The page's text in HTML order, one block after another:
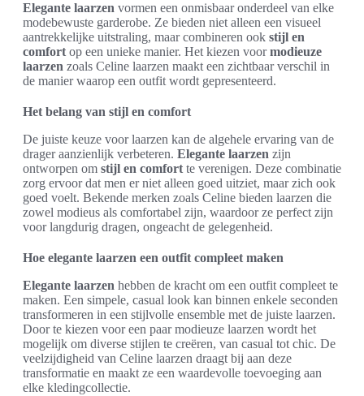
Elegante laarzen vormen een onmisbaar onderdeel van elke
modebewuste garderobe. Ze bieden niet alleen een visueel
aantrekkelijke uitstraling, maar combineren ook stijl en
comfort op een unieke manier. Het kiezen voormodieuze
laarzen zoals Celine laarzen maakt een zichtbaar verschil in
de manier waarop een outfit wordt gepresenteerd.
Het belang van stijl en comfort
De juiste keuze voor laarzen kan de algehele ervaring van de
drager aanzienlijk verbeteren. Elegante laarzen zijn
ontworpen om stijl en comfort te verenigen. Deze combinatie
zorg ervoor dat men er niet alleen goed uitziet, maar zich ook
goed voelt. Bekende merken zoals Celine bieden laarzen die
zowel modieus als comfortabel zijn, waardoor ze perfect zijn
voor langdurig dragen, ongeacht de gelegenheid.
Hoe elegante laarzen een outfit compleet maken
Elegante laarzen hebben de kracht om een outfit compleet te
maken. Een simpele, casual look kan binnen enkele seconden
transformeren in een stijlvolle ensemble met de juiste laarzen.
Door te kiezen voor een paar modieuze laarzen wordt het
mogelijk om diverse stijlen te creëren, van casual tot chic. De
veelzijdigheid van Celine laarzen draagt bij aan deze
transformatie en maakt ze een waardevolle toevoeging aan
elke kledingcollectie.